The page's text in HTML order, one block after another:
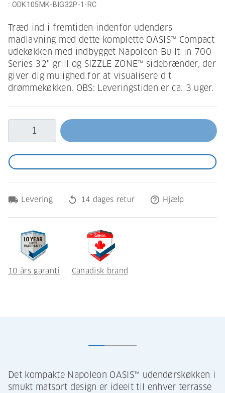
: ODK105MK-BIG32P-1-RC
Træd ind i fremtiden indenfor udendørs
madlavning med dette komplette OASIS™ Compact
udekøkken med indbygget Napoleon Built-in 700
Series 32" grill og SIZZLE ZONE™ sidebrænder, der
giver dig mulighed for at visualisere dit
drømmekøkken. OBS: Leveringstiden er ca. 3 uger.
local_shipping Levering replay 14 dages retur help_outline Hjælp
10 års garanti Canadisk brand
Det kompakte Napoleon OASIS™ udendørskøkken i
smukt matsort design er ideelt til enhver terrasse